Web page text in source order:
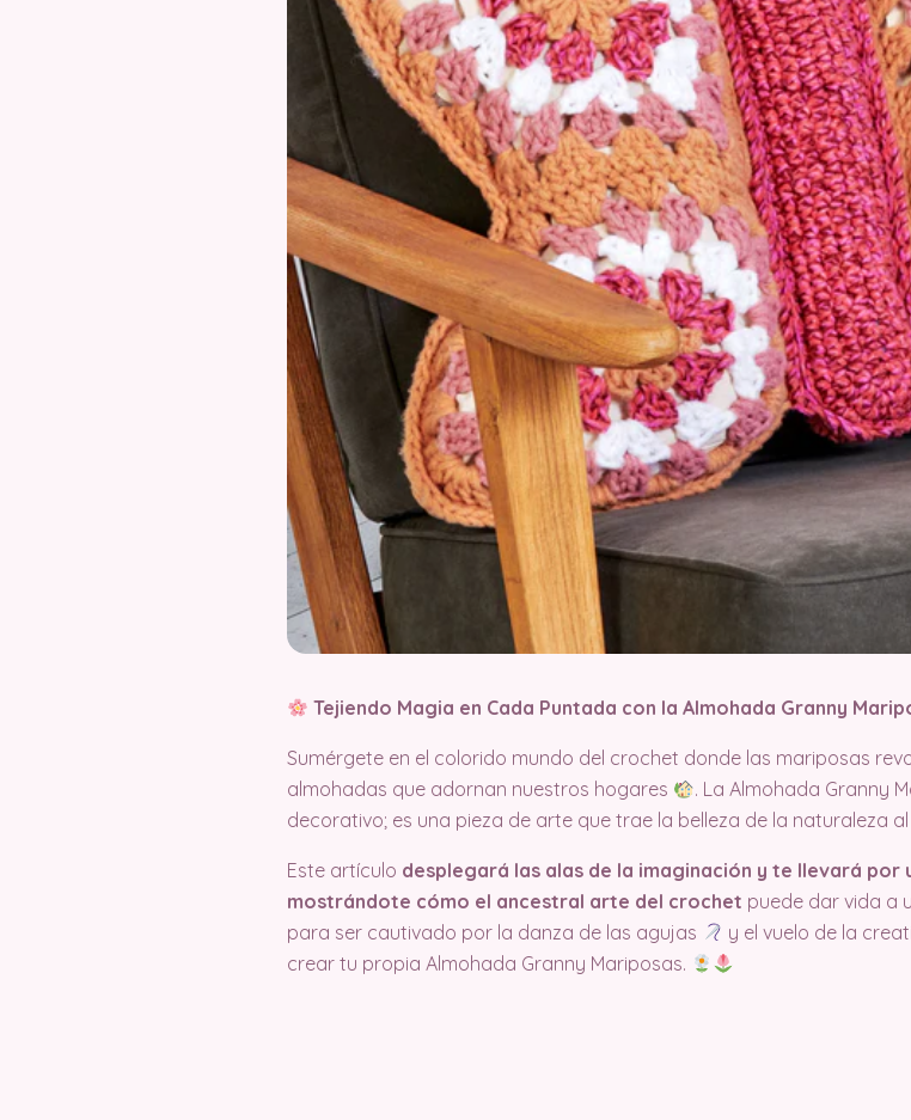
Tejiendo Magia en Cada Puntada con la Almohada Granny
Sumérgete en el colorido mundo del crochet donde las mariposas
almohadas que adornan nuestros hogares
. La Almohada Granny
decorativo; es una pieza de arte que trae la belleza de la naturaleza
Este artículo desplegará las alas de la imaginación y te llevará
mostrándote cómo el ancestral arte del crochet puede dar vida a
para ser cautivado por la danza de las agujas
y el vuelo de la
crear tu propia Almohada Granny Mariposas.